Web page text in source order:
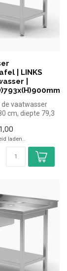
| LINKS
|
de vaatwasser
cm, diepte 79,3
laden..